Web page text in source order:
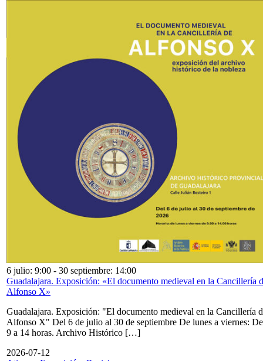
6 julio: 9:00 - 30 septiembre: 14:00
Guadalajara. Exposición: «El documento medieval en la Cancillería
Alfonso X»
Guadalajara. Exposición: "El documento medieval en la Cancillería
Alfonso X" Del 6 de julio al 30 de septiembre De lunes a viernes: De
9 a 14 horas. Archivo Histórico […]
2026-07-12